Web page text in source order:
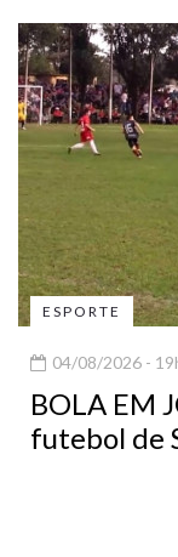
ESPORTE
04/08/2026 -
BOLA EM
futebol de